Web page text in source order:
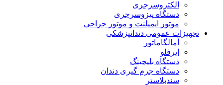
الکتروسرجری
دستگاه پیزوسرجری
موتور ایمپلنت و موتور جراحی
تجهیزات عمومی دندانپزشکی
آمالگاماتور
ایرفلو
دستگاه بلیچینگ
دستگاه جرم گیری دندان
سندبلاستر